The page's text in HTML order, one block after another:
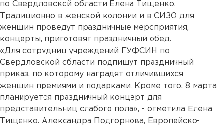
по Свердловской области Елена Тищенко.
Традиционно в женской колонии и в СИЗО для
женщин проведут праздничные мероприятия,
концерты, приготовят праздничный обед.
«Для сотрудниц учреждений ГУФСИН по
Свердловской области подпишут праздничный
приказ, по которому наградят отличившихся
женщин премиями и подарками. Кроме того, 8 марта
планируется праздничный концерт для
представительниц слабого пола», - отметила Елена
Тищенко. Александра Подгорнова, Европейско-